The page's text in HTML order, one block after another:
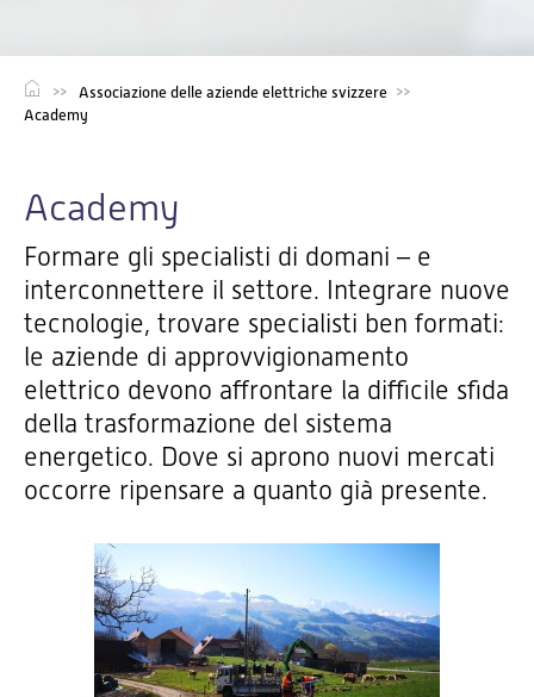
Associazione delle aziende elettriche svizzere
Academy
Academy
Formare gli specialisti di domani – e
interconnettere il settore. Integrare nuove
tecnologie, trovare specialisti ben formati:
le aziende di approvvigionamento
elettrico devono affrontare la difficile sfida
della trasformazione del sistema
energetico. Dove si aprono nuovi mercati
occorre ripensare a quanto già presente.